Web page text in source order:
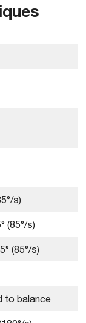
s)
(85°/s)
(85°/s)
to balance